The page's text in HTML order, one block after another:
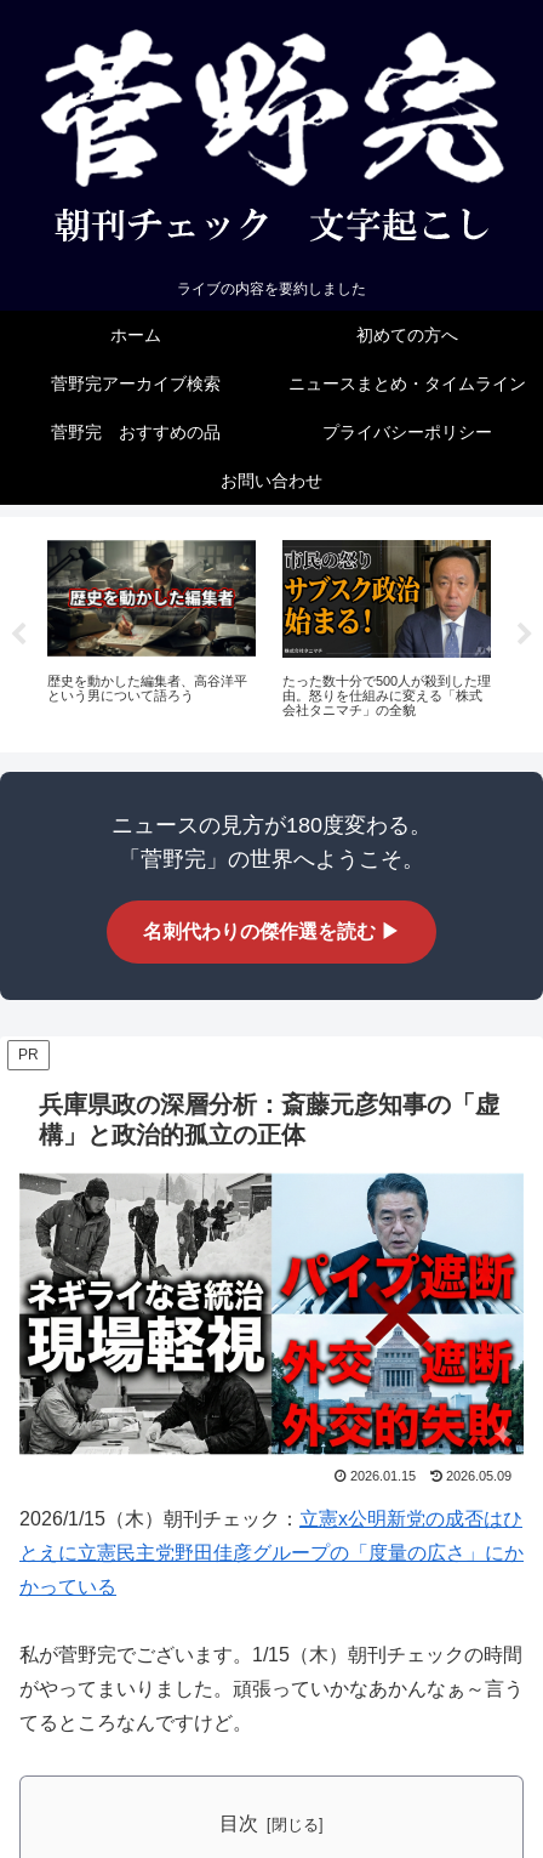
ライブの内容を要約しました
ホーム 初めての方へ
菅野完アーカイブ検索 ニュースまとめ・タイムライン
菅野完 おすすめの品 プライバシーポリシー
お問い合わせ
歴史を動かした編集者、高谷洋平
という男について語ろう
たった数十分で500人が殺到した理
由。怒りを仕組みに変える「株式
会社タニマチ」の全貌
ニュースの見方が180度変わる。
「菅野完」の世界へようこそ。
名刺代わりの傑作選を読む ▶
PR
兵庫県政の深層分析：斎藤元彦知事の「虚
構」と政治的孤立の正体
2026.01.15 2026.05.09
2026/1/15（木）朝刊チェック： 立憲x公明新党の成否はひ
とえに立憲民主党野田佳彦グループの「度量の広さ」にか
かっている
私が菅野完でございます。1/15（木）朝刊チェックの時間
がやってまいりました。頑張っていかなあかんなぁ～言う
てるところなんですけど。
目次